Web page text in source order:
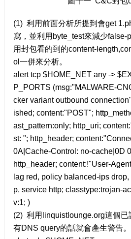
(1) 利用前面分析所提到會get
寫，並利用byte_test來減少false-
用封包看的到的content-
ol一併來分析。
alert tcp $HOME_NET any ->
P_PORTS (msg:"MALWARE-
cker variant outbound
ished; content:"POST";
ast_pattern:only; http_uri;
st: "; http_header;
0A|Cache-Control: no-cache|0D
http_header; content:!"User-
lag red, policy balanced-ips
p, service http; classtype:trojan-
v:1; )
(2) 利用linquistlounge.org這個已
有DNS query的話就會產生警告。